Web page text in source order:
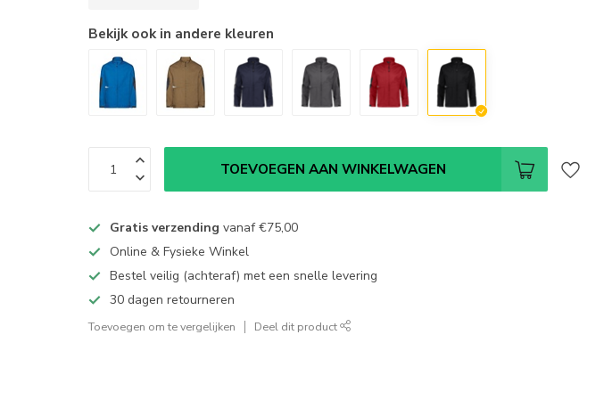
Bekijk ook in andere kleuren
TOEVOEGEN AAN WINKELWAGEN
Gratis verzending vanaf€75,00
Online & Fysieke Winkel
Bestel veilig (achteraf) met een snelle levering
30 dagen retourneren
Toevoegen om te vergelijken Deel dit product